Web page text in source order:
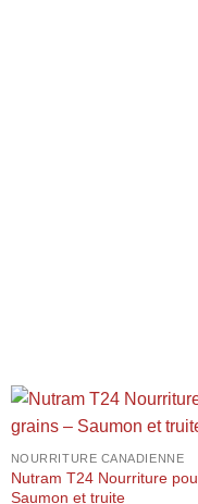
+
NOURRITURE CANADIENNE
Nutram T24 Nourriture
Saumon et truite